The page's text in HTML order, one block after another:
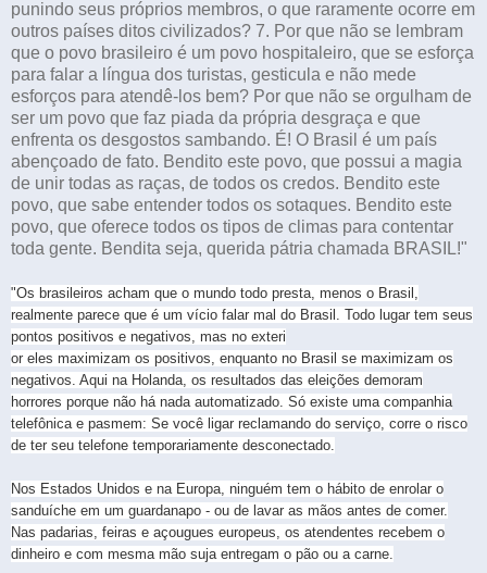
"Os brasileiros acham que o mundo todo presta, menos o Brasil,
realmente parece que é um vício falar mal do Brasil. Todo lugar tem seus
pontos positivos e negativos, mas no exteri
or eles maximizam os positivos, enquanto no Brasil se maximizam os
negativos. Aqui na Holanda, os resultados das eleições demoram
horrores porque não há nada automatizado. Só existe uma companhia
telefônica e pasmem: Se você ligar reclamando do serviço, corre o risco
de ter seu telefone temporariamente desconectado.
Nos Estados Unidos e na Europa, ninguém tem o hábito de enrolar o
sanduíche em um guardanapo - ou de lavar as mãos antes de comer.
Nas padarias, feiras e açougues europeus, os atendentes recebem o
dinheiro e com mesma mão suja entregam o pão ou a carne.